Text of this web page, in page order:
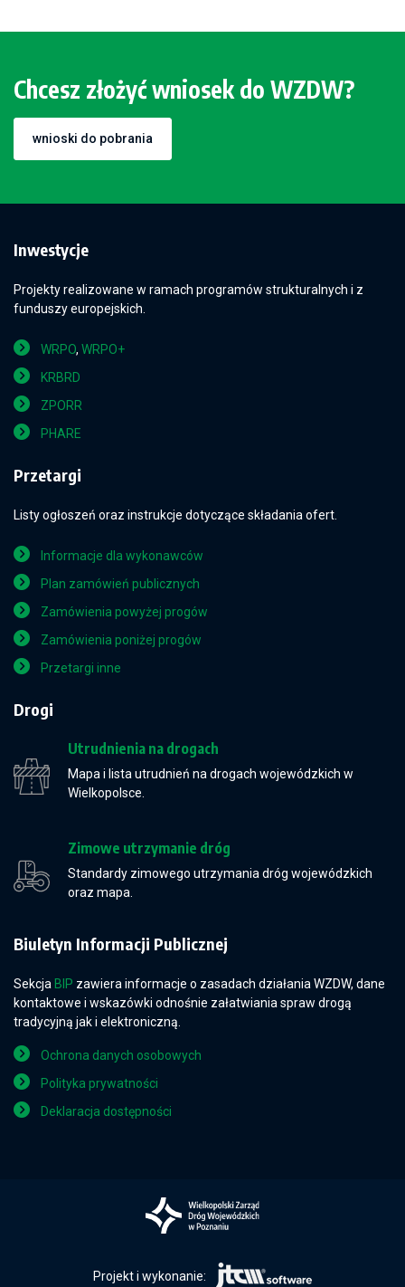
Chcesz złożyć wniosek do WZDW?
wnioski do pobrania
Inwestycje
Projekty realizowane w ramach programów strukturalnych i z
funduszy europejskich.
WRPO, WRPO+
KRBRD
ZPORR
PHARE
Przetargi
Listy ogłoszeń oraz instrukcje dotyczące składania ofert.
Informacje dla wykonawców
Plan zamówień publicznych
Zamówienia powyżej progów
Zamówienia poniżej progów
Przetargi inne
Drogi
Utrudnienia na drogach
Mapa i lista utrudnień na drogach wojewódzkich w
Wielkopolsce.
Zimowe utrzymanie dróg
Standardy zimowego utrzymania dróg wojewódzkich
oraz mapa.
Biuletyn Informacji Publicznej
Sekcja BIP zawiera informacje o zasadach działania WZDW, dane
kontaktowe i wskazówki odnośnie załatwiania spraw drogą
tradycyjną jak i elektroniczną.
Ochrona danych osobowych
Polityka prywatności
Deklaracja dostępności
Projekt i wykonanie: